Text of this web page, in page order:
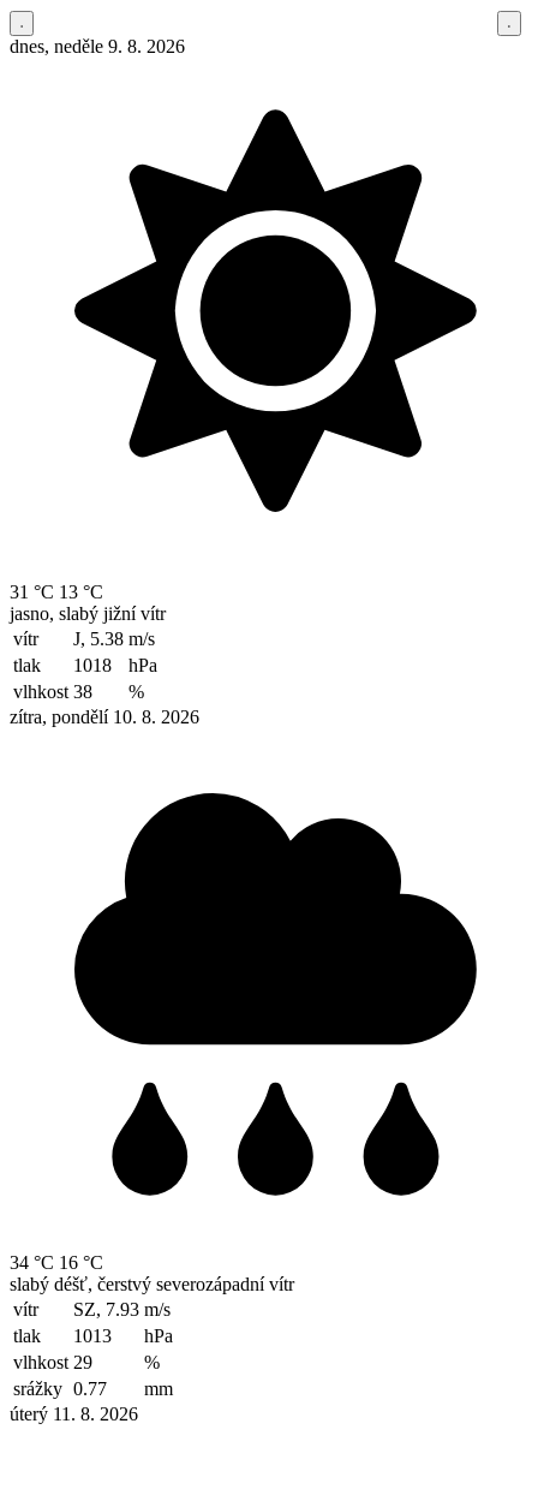
dnes, neděle 9. 8. 2026
31 °C 13 °C
jasno, slabý jižní vítr
vítr
J, 5.38 m/s
tlak
1018
hPa
vlhkost 38
%
zítra, pondělí 10. 8. 2026
34 °C 16 °C
slabý déšť, čerstvý severozápadní vítr
vítr
SZ, 7.93 m/s
tlak
1013
hPa
vlhkost 29
%
srážky 0.77
mm
úterý 11. 8. 2026